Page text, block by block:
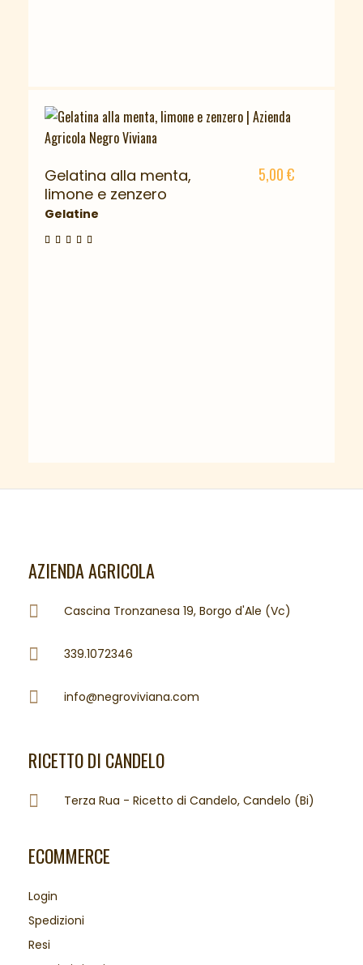
Gelatina alla menta,
limone e zenzero
Gelatine
5,00€
AZIENDA AGRICOLA
Cascina Tronzanesa 19, Borgo d'Ale (Vc)
339.1072346
info@negroviviana.com
RICETTO DI CANDELO
Terza Rua - Ricetto di Candelo, Candelo (Bi)
ECOMMERCE
Login
Spedizioni
Resi